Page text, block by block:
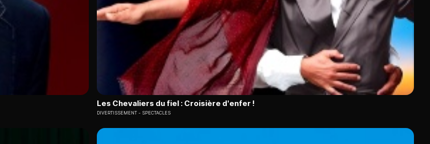
Les Chevaliers du fiel : Croisière d'enfer !
DIVERTISSEMENT SPECTACLES